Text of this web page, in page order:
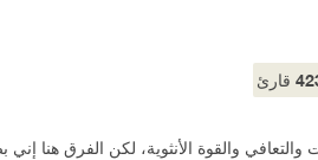
قارئ
والقوة الأنثوية، لكن الفرق هنا